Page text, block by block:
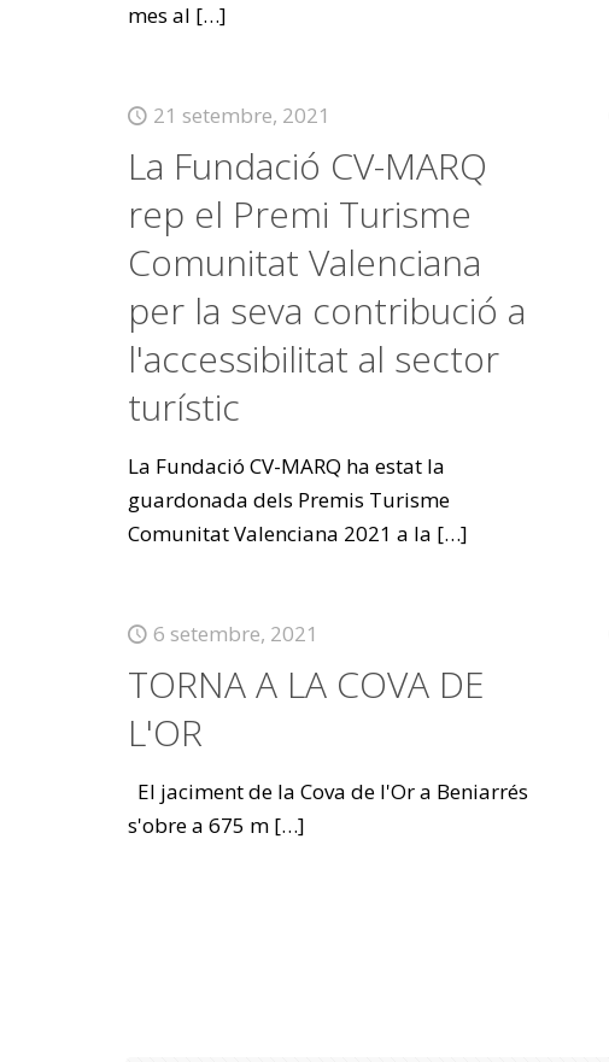
mes al […]
21 setembre, 2021
La Fundació CV-MARQ
rep el Premi Turisme
Comunitat Valenciana
per la seva contribució a
l'accessibilitat al sector
turístic
La Fundació CV-MARQ ha estat la
guardonada dels Premis Turisme
Comunitat Valenciana 2021 a la […]
6 setembre, 2021
TORNA A LA COVA DE
L'OR
El jaciment de la Cova de l'Or a Beniarrés
s'obre a 675 m[…]